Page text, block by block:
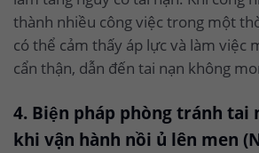
thành nhiều công việc trong một
có thể cảm thấy áp lực và làm việc
cẩn thận, dẫn đến tai nạn không
4. Biện pháp phòng tránh tai
khi vận hành nồi ủ lên men